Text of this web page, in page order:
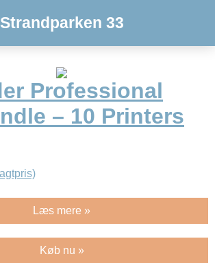
Strandparken 33
Professional
– 10 Printers
Læs mere »
Køb nu »